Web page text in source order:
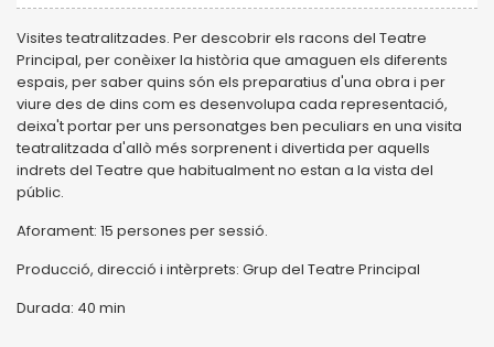
Visites teatralitzades. Per descobrir els racons del Teatre
Principal, per conèixer la història que amaguen els diferents
espais, per saber quins són els preparatius d'una obra i per
viure des de dins com es desenvolupa cada representació,
deixa't portar per uns personatges ben peculiars en una visita
teatralitzada d'allò més sorprenent i divertida per aquells
indrets del Teatre que habitualment no estan a la vista del
públic.
Aforament: 15 persones per sessió.
Producció, direcció i intèrprets: Grup del Teatre Principal
Durada: 40 min